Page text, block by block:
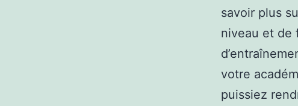
savoir plus
niveau et de
votre
puissiez